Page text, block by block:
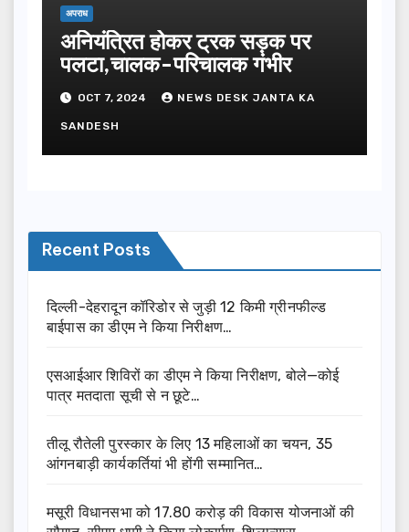
अपराध
अनियंत्रित होकर ट्रक सड़क पर
पलटा,चालक-परिचालक गंभीर
OCT 7, 2024 NEWS DESK JANTA KA
SANDESH
Recent Posts
दिल्ली-देहरादून कॉरिडोर से जुड़ी 12 किमी ग्रीनफील्ड
बाईपास का डीएम ने किया निरीक्षण…
एसआईआर शिविरों का डीएम ने किया निरीक्षण, बोले—कोई
पात्र मतदाता सूची से न छूटे…
तीलू रौतेली पुरस्कार के लिए 13 महिलाओं का चयन, 35
आंगनबाड़ी कार्यकर्तियां भी होंगी सम्मानित…
मसूरी विधानसभा को 17.80 करोड़ की विकास योजनाओं की